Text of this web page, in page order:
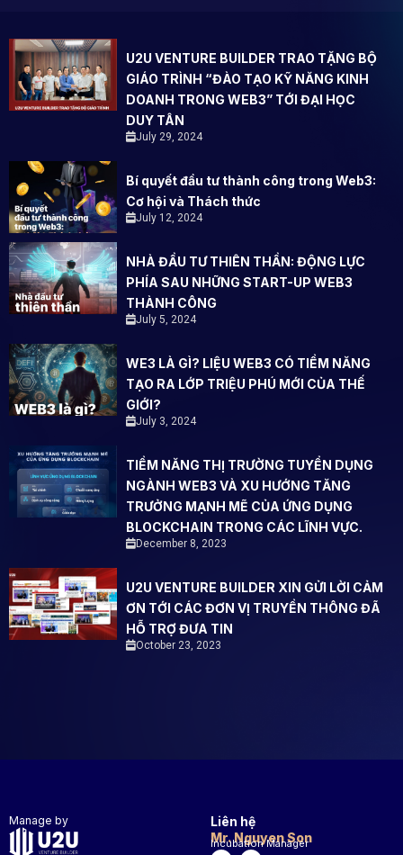
U2U VENTURE BUILDER TRAO TẶNG BỘ
GIÁO TRÌNH “ĐÀO TẠO KỸ NĂNG KINH
DOANH TRONG WEB3” TỚI ĐẠI HỌC
DUY TÂN
July 29, 2024
Bí quyết đầu tư thành công trong Web3:
Cơ hội và Thách thức
July 12, 2024
NHÀ ĐẦU TƯ THIÊN THẦN: ĐỘNG LỰC
PHÍA SAU NHỮNG START-UP WEB3
THÀNH CÔNG
July 5, 2024
WE3 LÀ GÌ? LIỆU WEB3 CÓ TIỀM NĂNG
TẠO RA LỚP TRIỆU PHÚ MỚI CỦA THẾ
GIỚI?
July 3, 2024
TIỀM NĂNG THỊ TRƯỜNG TUYỂN DỤNG
NGÀNH WEB3 VÀ XU HƯỚNG TĂNG
TRƯỞNG MẠNH MẼ CỦA ỨNG DỤNG
BLOCKCHAIN TRONG CÁC LĨNH VỰC.
December 8, 2023
U2U VENTURE BUILDER XIN GỬI LỜI CẢM
ƠN TỚI CÁC ĐƠN VỊ TRUYỀN THÔNG ĐÃ
HỖ TRỢ ĐƯA TIN
October 23, 2023
Manage by
Liên hệ
Mr. Nguyen Son
Incubation Manager